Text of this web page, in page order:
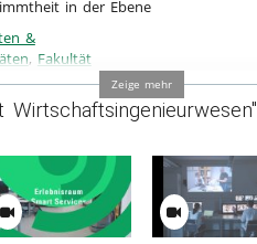
in der Ebene
&
, Fakultät
Zeige mehr